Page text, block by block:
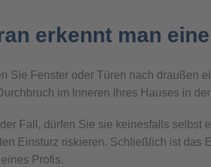
erkennt man
Sie Fenster oder Türen nach draußen
im Inneren Ihres Hauses in
der Fall, dürfen Sie sie keinesfalls selbst
Einsturz riskieren. Schließlich ist das
Profis.